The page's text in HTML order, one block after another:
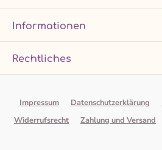
Informationen
Rechtliches
Impressum Datenschutzerklärung
Widerrufsrecht
Zahlung und Versand